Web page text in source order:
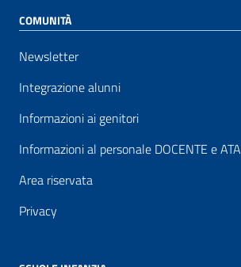
COMUNITÀ
Newsletter
Integrazione alunni
Informazioni ai genitori
Informazioni al personale DOCENTE e ATA
Area riservata
Privacy